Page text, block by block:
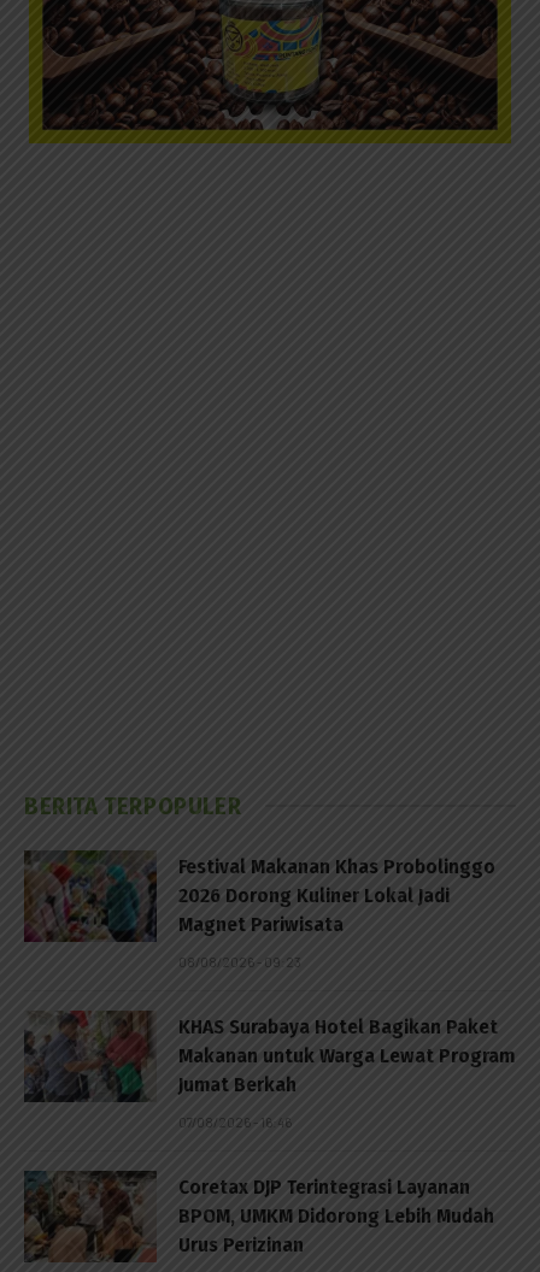
BERITA TERPOPULER
Festival Makanan Khas Probolinggo
2026 Dorong Kuliner Lokal Jadi
Magnet Pariwisata
08/08/2026 - 09:23
KHAS Surabaya Hotel Bagikan Paket
Makanan untuk Warga Lewat Program
Jumat Berkah
07/08/2026 - 16:46
Coretax DJP Terintegrasi Layanan
BPOM, UMKM Didorong Lebih Mudah
Urus Perizinan